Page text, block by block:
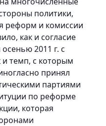
политики,
реформ и комиссии
как и согласие
2011 г. с
темп, с которым
принял
партиями
по реформе
которая